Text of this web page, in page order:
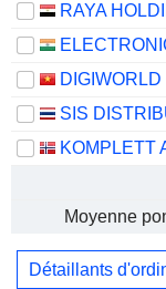
KOMPLETT
Moyenne
Détaillants